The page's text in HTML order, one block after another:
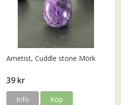
Ametist, Cuddle stone Mörk
39 kr
Info Köp